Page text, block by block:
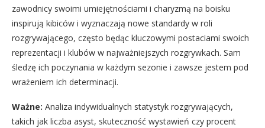
zawodnicy swoimi umiejętnościami i charyzmą na boisku
inspirują kibiców i wyznaczają nowe standardy w roli
rozgrywającego, często będąc kluczowymi postaciami swoich
reprezentacji i klubów w najważniejszych rozgrywkach. Sam
śledzę ich poczynania w każdym sezonie i zawsze jestem pod
wrażeniem ich determinacji.
Ważne: Analiza indywidualnych statystyk rozgrywających,
takich jak liczba asyst, skuteczność wystawień czy procent